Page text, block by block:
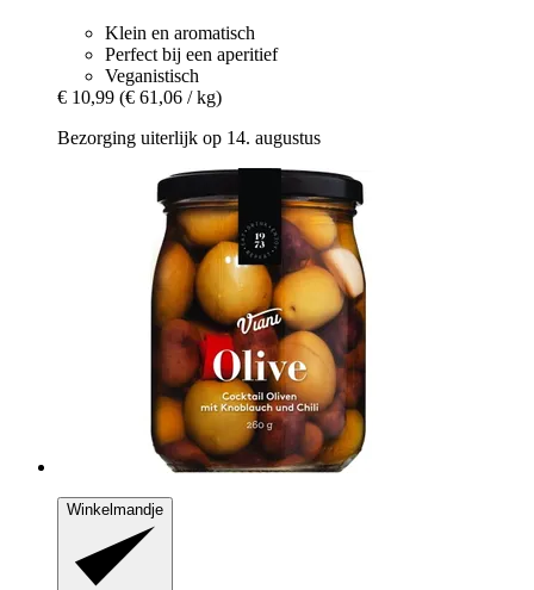
Klein en aromatisch
Perfect bij een aperitief
Veganistisch
€ 10,99 (€ 61,06 / kg)
Bezorging uiterlijk op 14. augustus
Winkelmandje